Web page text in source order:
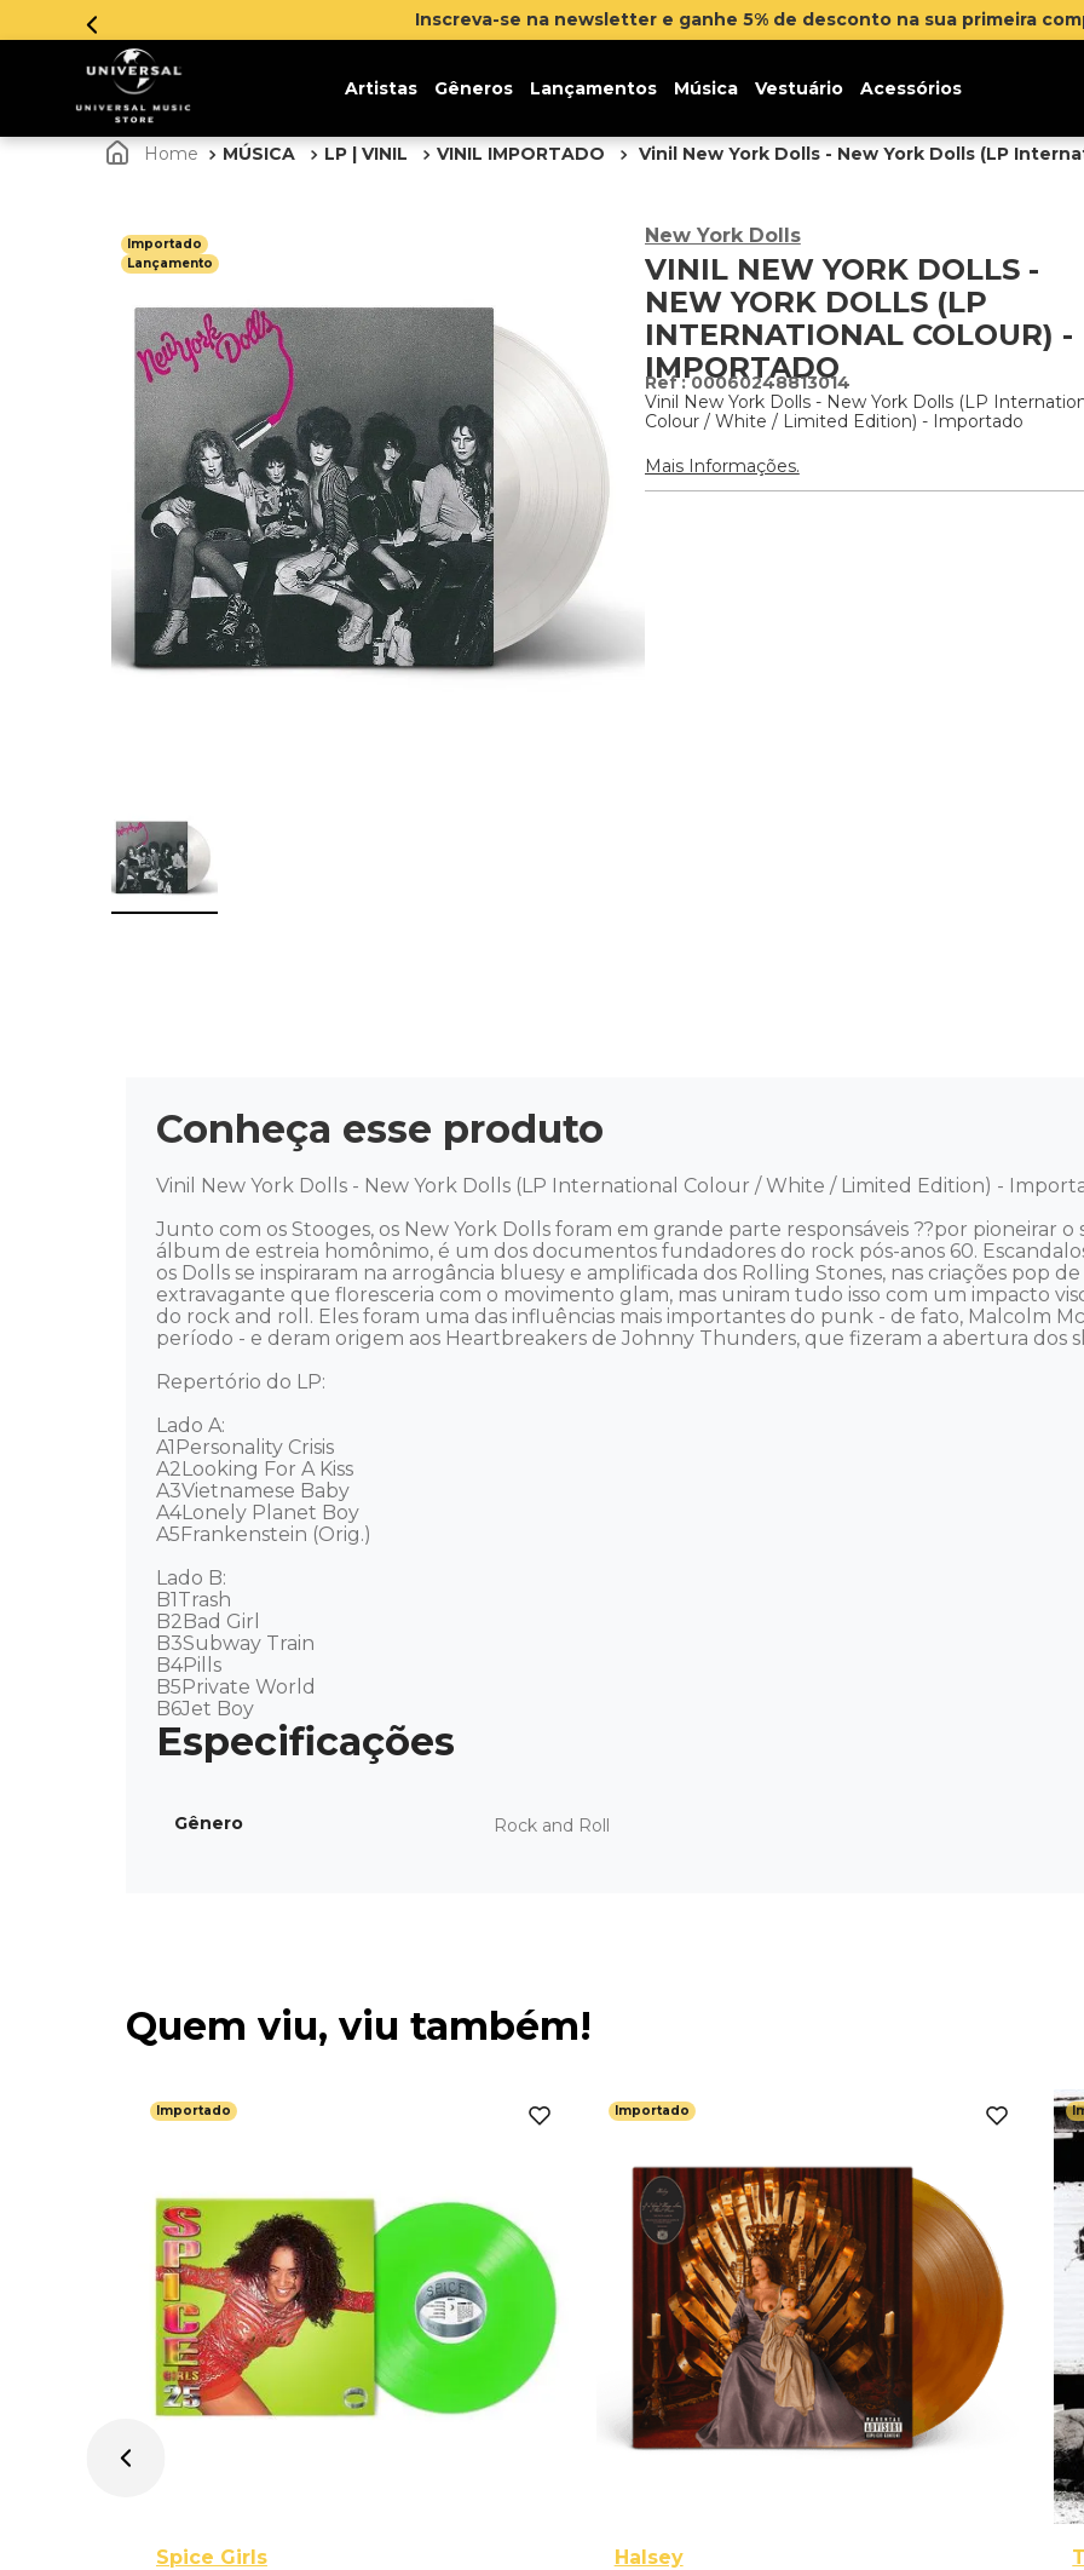
Inscreva-se na newsletter e ganhe 5% de desconto na sua primeira
Artistas Gêneros Lançamentos Música Vestuário Acessórios
MÚSICA LP | VINIL VINIL IMPORTADO Vinil New York Dolls - New York Dolls (LP
Importado
Lançamento
New York Dolls
VINIL NEW YORK DOLLS -
NEW YORK DOLLS (LP
INTERNATIONAL COLOUR) -
IMPORTADO
:00060248813014
Vinil New York Dolls - New York Dolls (LP
Colour / White / Limited Edition) - Importado
Mais Informações.
Conheça esse produto
Vinil New York Dolls - New York Dolls (LP International Colour / White / Limited Edition) -
Junto com os Stooges, os New York Dolls foram em grande parte responsáveis ??por pioneirar
álbum de estreia homônimo, é um dos documentos fundadores do rock pós-anos 60.
os Dolls se inspiraram na arrogância bluesy e amplificada dos Rolling Stones, nas criações pop
extravagante que floresceria com o movimento glam, mas uniram tudo isso com um impacto
do rock and roll. Eles foram uma das influências mais importantes do punk - de fato, Malcolm
período - e deram origem aos Heartbreakers de Johnny Thunders, que fizeram a abertura dos
Repertório do LP:
Lado A:
A1Personality Crisis
A2Looking For A Kiss
A3Vietnamese Baby
A4Lonely Planet Boy
A5Frankenstein (Orig.)
Lado B:
B1Trash
B2Bad Girl
B3Subway Train
B4Pills
B5Private World
B6Jet Boy
Gênero Rock and Roll
Quem viu, viu também!
Importado
Spice Girls
Importado
Halsey